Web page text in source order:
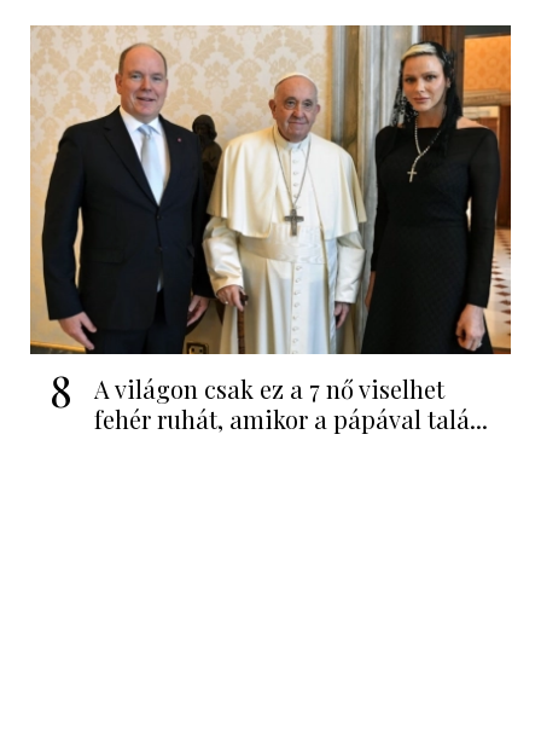
8
A világon csak ez a 7 nő viselhet
fehér ruhát, amikor a pápával talá...